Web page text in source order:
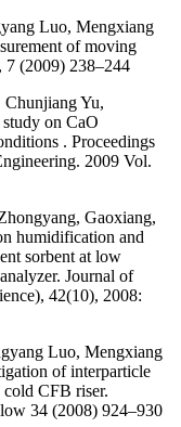
Luo, Mengxiang
of moving
7 (2009) 238–244
Yu,
on CaO
. Proceedings
2009 Vol.
Gaoxiang,
humidification and
sorbent at low
Journal of
42(10), 2008:
Luo, Mengxiang
of interparticle
CFB riser.
34 (2008) 924–930